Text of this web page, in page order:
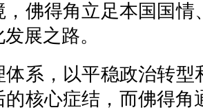
得角立足本国国情
展之路。
，以平稳政治转型
的核心症结，而佛得